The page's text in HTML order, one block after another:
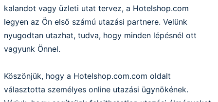
kalandot vagy üzleti utat tervez, a Hotelshop.com
legyen az Ön első számú utazási partnere. Velünk
nyugodtan utazhat, tudva, hogy minden lépésnél ott
vagyunk Önnel.
Köszönjük, hogy a Hotelshop.com.com oldalt
választotta személyes online utazási ügynökének.